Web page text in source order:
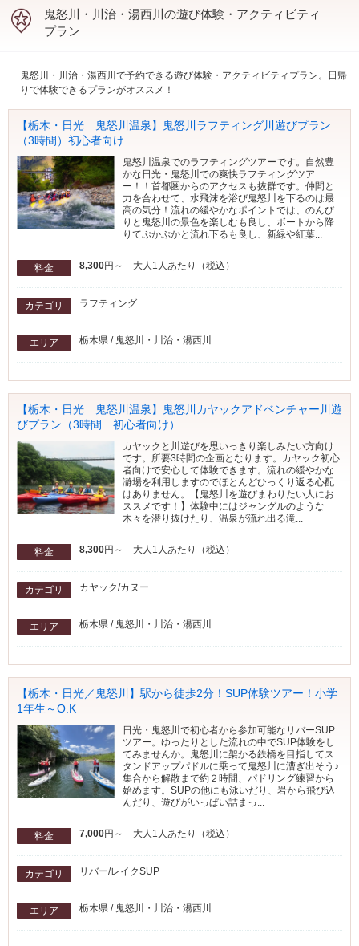
鬼怒川・川治・湯西川の遊び体験・アクティビティ
プラン
鬼怒川・川治・湯西川で予約できる遊び体験・アクティビティプラン。日帰
りで体験できるプランがオススメ！
【栃木・日光 鬼怒川温泉】鬼怒川ラフティング川遊びプラン
（3時間）初心者向け
鬼怒川温泉でのラフティングツアーです。自然豊
かな日光・鬼怒川での爽快ラフティングツア
ー！！首都圏からのアクセスも抜群です。仲間と
力を合わせて、水飛沫を浴び鬼怒川を下るのは最
高の気分！流れの緩やかなポイントでは、のんび
りと鬼怒川の景色を楽しむも良し、ボートから降
りてぷかぷかと流れ下るも良し、新緑や紅葉...
料金 8,300円～ 大人1人あたり（税込）
カテゴリ ラフティング
エリア 栃木県 / 鬼怒川・川治・湯西川
【栃木・日光 鬼怒川温泉】鬼怒川カヤックアドベンチャー川遊
びプラン（3時間 初心者向け）
カヤックと川遊びを思いっきり楽しみたい方向け
です。所要3時間の企画となります。カヤック初心
者向けで安心して体験できます。流れの緩やかな
瀞場を利用しますのでほとんどひっくり返る心配
はありません。【鬼怒川を遊びまわりたい人にお
ススメです！】体験中にはジャングルのような
木々を潜り抜けたり、温泉が流れ出る滝...
料金 8,300円～ 大人1人あたり（税込）
カテゴリ カヤック/カヌー
エリア 栃木県 / 鬼怒川・川治・湯西川
【栃木・日光／鬼怒川】駅から徒歩2分！SUP体験ツアー！小学
1年生～O.K
日光・鬼怒川で初心者から参加可能なリバーSUP
ツアー。ゆったりとした流れの中でSUP体験をし
てみませんか。鬼怒川に架かる鉄橋を目指してス
タンドアップパドルに乗って鬼怒川に漕ぎ出そう♪
集合から解散まで約２時間、パドリング練習から
始めます。SUPの他にも泳いだり、岩から飛び込
んだり、遊びがいっぱい詰まっ...
料金 7,000円～ 大人1人あたり（税込）
カテゴリ リバー/レイクSUP
エリア 栃木県 / 鬼怒川・川治・湯西川